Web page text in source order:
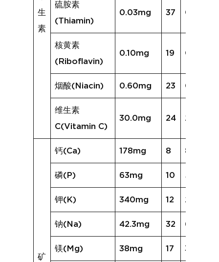
生
素
硫胺素
(Thiamin)
0.03mg 37 0.04mg
核黄素
(Riboflavin)
0.10mg 19 0.09mg
烟酸(Niacin) 0.60mg 23 0.62mg
维生素
C(Vitamin C)
30.0mg 24 25.0mg
矿
钙(Ca) 178mg 8 84mg
磷(P) 63mg 10 56mg
钾(K) 340mg 12 254mg
钠(Na) 42.3mg 32 66.0mg
镁(Mg) 38mg 17 32mg